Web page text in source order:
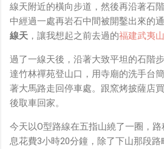
線天附近的橫向步道，然後再沿著石
中經過一處再岩石中間被開鑿出來的
線天 ，讓我想起之前去過的福建武夷
過了一線天後，沿著大致平坦的石階
達竹林禪苑登山口，用寺廟的洗手台
著大馬路走回停車處。跟窯烤披薩店
後取車回家。
今天以O型路線在五指山繞了一圈，
息花費3小時20分鐘，除了下山那段